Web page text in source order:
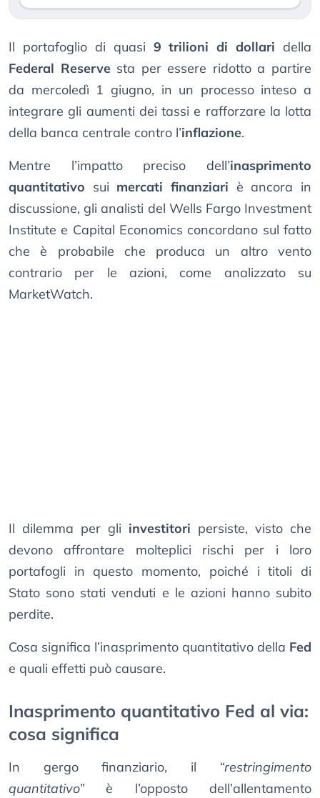
Il portafoglio di quasi 9 trilioni di dollari della
Federal Reservesta per essere ridotto a partire
da mercoledì 1 giugno, in un processo inteso a
integrare gli aumenti dei tassi e rafforzare la lotta
della banca centrale contro l’inflazione.
Mentre l’impatto preciso dell’inasprimento
quantitativo sui mercati finanziari è ancora in
discussione, gli analisti del Wells Fargo Investment
Institute e Capital Economics concordano sul fatto
che è probabile che produca un altro vento
contrario per le azioni, come analizzato su
MarketWatch.
Il dilemma per gli investitori persiste, visto che
devono affrontare molteplici rischi per i loro
portafogli in questo momento, poiché i titoli di
Stato sono stati venduti e le azioni hanno subito
perdite.
Cosa significa l’inasprimento quantitativo della Fed
e quali effetti può causare.
Inasprimento quantitativo Fed al via:
cosa significa
In gergo finanziario, il “restringimento
quantitativo”è l’opposto dell’allentamento